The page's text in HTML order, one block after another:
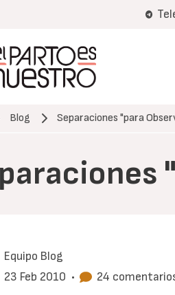
Blog Separaciones "para
Equipo Blog
23 Feb 2010 • 24